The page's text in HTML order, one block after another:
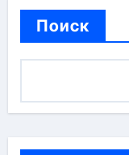
Поиск